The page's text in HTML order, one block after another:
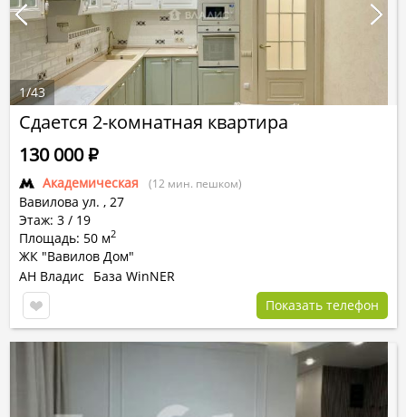
Сдается 2-комнатная квартира
Академическая (12 мин. пешком)
Вавилова ул. , 27
Этаж: 3 / 19
Площадь: 50 м2
ЖК "Вавилов Дом"
130 000Р
АН Владис
База WinNER
Показать телефон
1/43